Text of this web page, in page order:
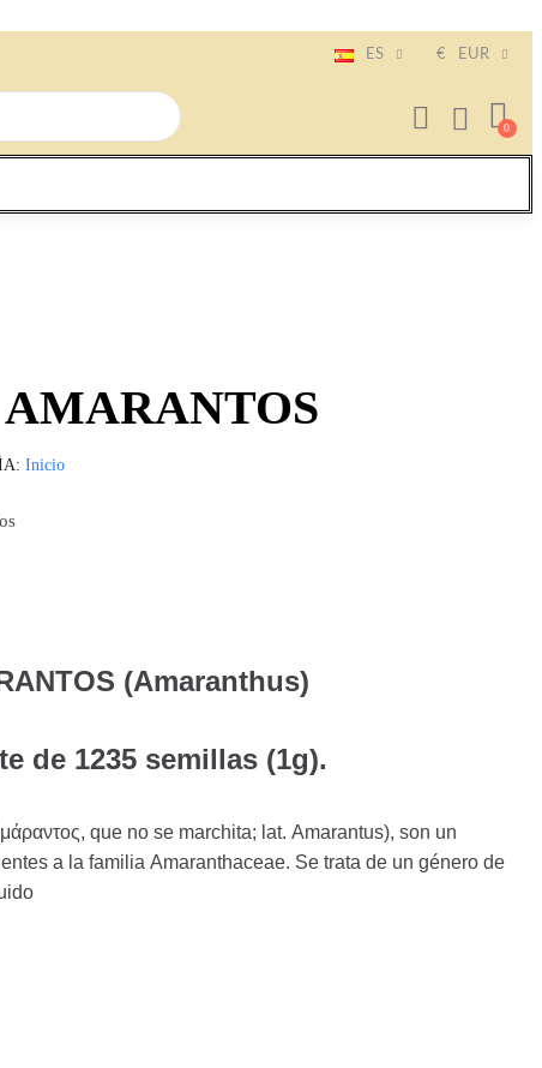
ES € EUR
AMARANTOS
Inicio
(Amaranthus)
de 1235 semillas (1g).
que no se marchita; lat. Amarantus), son un
a la familia Amaranthaceae. Se trata de un género de